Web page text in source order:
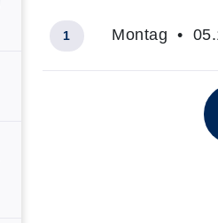
Insgesamt gibt es 1
1 Montag •